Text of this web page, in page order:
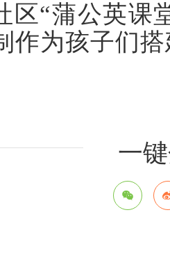
区“蒲公英课
作为孩子们
一